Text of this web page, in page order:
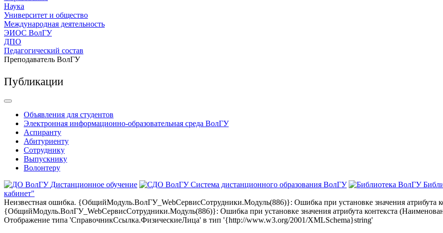
Наука
Университет и общество
Международная деятельность
ЭИОС ВолГУ
ДПО
Педагогический состав
Преподаватель ВолГУ
Публикации
Объявления для студентов
Электронная информационно-образовательная среда ВолГУ
Аспиранту
Абитуриенту
Сотруднику
Выпускнику
Волонтеру
Дистанционное обучение
Система дистанционного образования ВолГУ
кабинет"
Неизвестная ошибка. {ОбщийМодуль.ВолГУ_WebСервисСотрудники.Модуль(886)}: Ошибка при установке значения атрибута
{ОбщийМодуль.ВолГУ_WebСервисСотрудники.Модуль(886)}: Ошибка при установке значения атрибута контекста
Отображение типа 'СправочникСсылка.ФизическиеЛица' в тип '{http://www.w3.org/2001/XMLSchema}string'